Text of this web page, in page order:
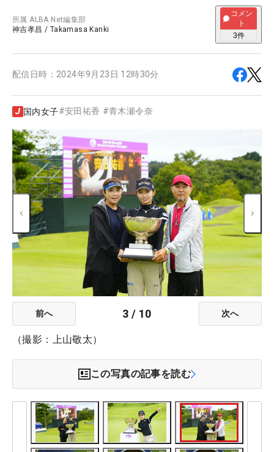
所属ALBA Net編集部
神吉孝昌 / Takamasa Kanki
コメン
ト
3件
配信日時： 2024年9月23日 12時30分
国内女子#安田祐香 #青木瀬令奈
前へ 3 / 10 次へ
（撮影：上山敬太）
この写真の記事を読む